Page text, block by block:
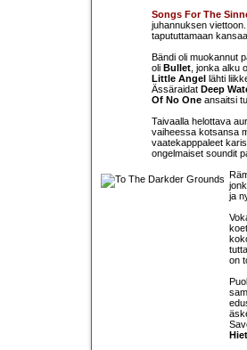
Songs For The
juhannuksen
tapututtamaan
Bändi oli muokannut
oli Bullet, jonka alku
Little Angel
lähti
Ässäraidat Deep
Of No One ansaitsi
Taivaalla helottava
vaiheessa kotsansa
vaatekapppaleet
ongelmaiset soundit
ja
on